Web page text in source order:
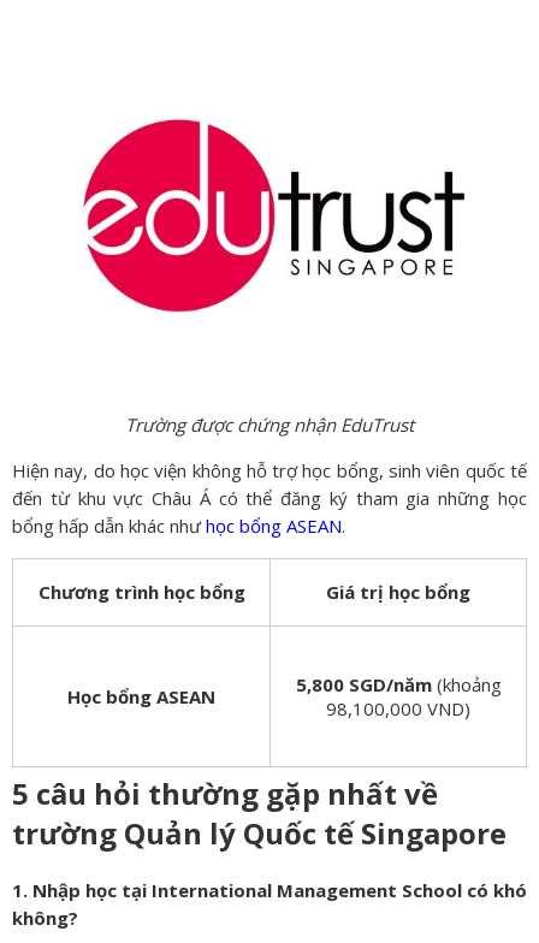
Trường được chứng nhận EduTrust
Hiện nay, do học viện không hỗ trợ học bổng, sinh viên quốc tế
đến từ khu vực Châu Á có thể đăng ký tham gia những học
bổng hấp dẫn khác nhưhọc bổng ASEAN.
Chương trình học bổng Giá trị học bổng
Học bổng ASEAN 5,800 SGD/năm(khoảng
98,100,000 VND)
5 câu hỏi thường gặp nhất về
trường Quản lý Quốc tế Singapore
1. Nhập học tại International Management School có khó
không?